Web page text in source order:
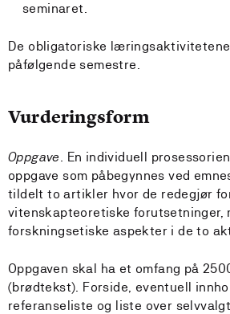
seminaret.
De obligatoriske
påfølgende semestre.
Vurderingsform
Oppgave. En individuell
oppgave som påbegynnes ved
tildelt to artikler hvor de redegjør
vitenskapteoretiske forutsetninger,
forskningsetiske aspekter i de to
Oppgaven skal ha et omfang på
(brødtekst). Forside, eventuell
referanseliste og liste over